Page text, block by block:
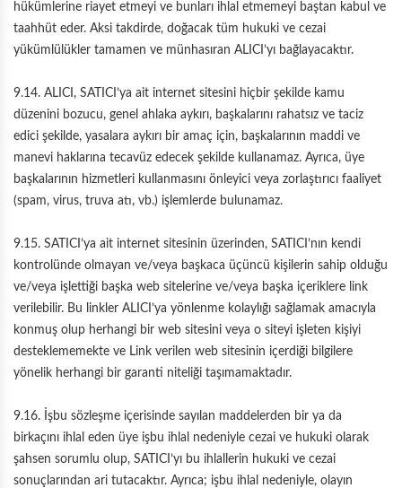
hükümlerine riayet etmeyi ve bunları ihlal etmemeyi baştan kabul ve
taahhüt eder. Aksi takdirde, doğacak tüm hukuki ve cezai
yükümlülükler tamamen ve münhasıran ALICI’yı bağlayacaktır.
9.14. ALICI, SATICI’ya ait internet sitesini hiçbir şekilde kamu
düzenini bozucu, genel ahlaka aykırı, başkalarını rahatsız ve taciz
edici şekilde, yasalara aykırı bir amaç için, başkalarının maddi ve
manevi haklarına tecavüz edecek şekilde kullanamaz. Ayrıca, üye
başkalarının hizmetleri kullanmasını önleyici veya zorlaştırıcı faaliyet
(spam, virus, truva atı, vb.) işlemlerde bulunamaz.
9.15. SATICI’ya ait internet sitesinin üzerinden, SATICI’nın kendi
kontrolünde olmayan ve/veya başkaca üçüncü kişilerin sahip olduğu
ve/veya işlettiği başka web sitelerine ve/veya başka içeriklere link
verilebilir. Bu linkler ALICI’ya yönlenme kolaylığı sağlamak amacıyla
konmuş olup herhangi bir web sitesini veya o siteyi işleten kişiyi
desteklememekte ve Link verilen web sitesinin içerdiği bilgilere
yönelik herhangi bir garanti niteliği taşımamaktadır.
9.16. İşbu sözleşme içerisinde sayılan maddelerden bir ya da
birkaçını ihlal eden üye işbu ihlal nedeniyle cezai ve hukuki olarak
şahsen sorumlu olup, SATICI’yı bu ihlallerin hukuki ve cezai
sonuçlarından ari tutacaktır. Ayrıca; işbu ihlal nedeniyle, olayın